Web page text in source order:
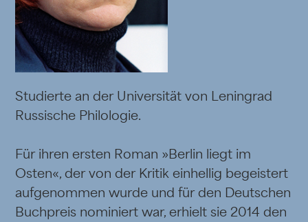
Studierte an der Universität von Leningrad
Russische Philologie.
Für ihren ersten Roman »Berlin liegt im
Osten«, der von der Kritik einhellig begeistert
aufgenommen wurde und für den Deutschen
Buchpreis nominiert war, erhielt sie 2014 den